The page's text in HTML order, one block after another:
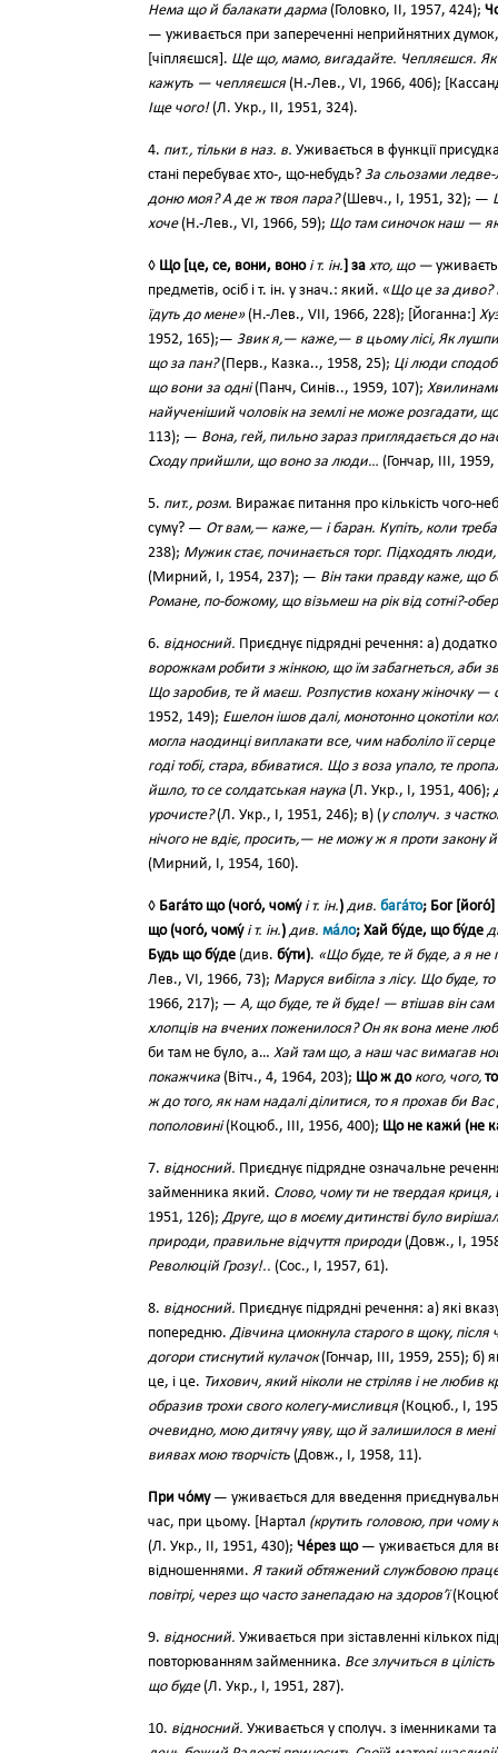
Нема що й балакати дарма (Головко, II, 1957, 424);
— уживається при запереченні неприйнятних
[чіпляєшся]. Ще що, мамо, вигадайте. Чепляєшся.
кажуть — чепляєшся (Н.-Лев., VI, 1966, 406);
Іще чого!(Л. Укр., II, 1951, 324).
4. пит., тільки в наз. в. Уживається в функції
стані перебуває хто-, що-небудь? За сльозами
доню моя? А де ж твоя пара?(Шевч., І, 1951, 32); —
хоче(Н.-Лев., VI, 1966, 59); Що там синочок наш —
◊ Що [це, се, вони, воно і т. ін. ] за хто, що —
предметів, осіб і т. ін. у знач.: який. «Що це за диво?
їдуть до мене»(Н.-Лев., VII, 1966, 228); [Йоганна:]
1952, 165);— Звик я,— каже,— в цьому лісі, Як
що за пан?(Перв., Казка.., 1958, 25); Ці люди
що вони за одні(Панч, Синів.., 1959, 107);
найученіший чоловік на землі не може розгадати,
113); — Вона, гей, пильно зараз приглядається до
Сходу прийшли, що воно за люди… (Гончар, III, 1959,
5. пит., розм. Виражає питання про кількість чого-
суму? — От вам,— каже,— і баран. Купіть, коли
238); Мужик стає, починається торг. Підходять
(Мирний, І, 1954, 237); — Він таки правду каже, що
Романе, по-божому, що візьмеш на рік від сотні?-
6. відносний. Приєднує підрядні речення: а)
ворожкам робити з жінкою, що їм забагнеться, аби
Що заробив, те й маєш. Розпустив кохану жіночку —
1952, 149); Ешелон ішов далі, монотонно цокотіли
могла наодинці виплакати все, чим наболіло її серце
годі тобі, стара, вбиватися. Що з воза упало, те
йшло, то се солдатськая наука (Л. Укр., І, 1951, 406);
урочисте?(Л. Укр., І, 1951, 246); в) (у сполуч. з
нічого не вдіє, просить,— не можу ж я проти закону
(Мирний, І, 1954, 160).
◊ Бага́то що (чого́, чому́ і т. ін.) див. бага́то; Бог
що (чого́, чому́ і т. ін.) див. ма́ло; Хай бу́де, що бу́де
Будь що бу́де (див. бу́ти). «Що буде, те й буде, а я
Лев., VI, 1966, 73); Маруся вибігла з лісу. Що буде,
1966, 217); — А, що буде, те й буде! — втішав він
хлопців на вчених поженилося? Он як вона мене
би там не було, а… Хай там що, а наш час вимагав
покажчика (Вітч., 4, 1964, 203); Що ж до кого, чого, то
ж до того, як нам надалі ділитися, то я прохав би
пополовині(Коцюб., III, 1956, 400); Що не кажи́ (не
7. відносний. Приєднує підрядне означальне
займенника який. Слово, чому ти не твердая криця,
1951, 126); Друге, що в моєму дитинстві було
природи, правильне відчуття природи (Довж., І,
Революцій Грозу!.. (Сос., І, 1957, 61).
8. відносний. Приєднує підрядні речення: а) які
попередню. Дівчина цмокнула старого в щоку, після
догори стиснутий кулачок(Гончар, III, 1959, 255); б)
це, і це. Тихович, який ніколи не стріляв і не любив
образив трохи свого колегу-мисливця (Коцюб., І,
очевидно, мою дитячу уяву, що й залишилося в мені
виявах мою творчість (Довж., І, 1958, 11).
При чо́му— уживається для введення
час, при цьому. [Нартал (крутить головою, при чому
(Л. Укр., II, 1951, 430); Че́рез що— уживається для
відношеннями. Я такий обтяжений службовою
повітрі, через що часто занепадаю на здоров’ї
9. відносний. Уживається при зіставленні кількох
повторюванням займенника. Все злучиться в
що буде(Л. Укр., І, 1951, 287).
10. відносний. Уживається у сполуч. з іменниками